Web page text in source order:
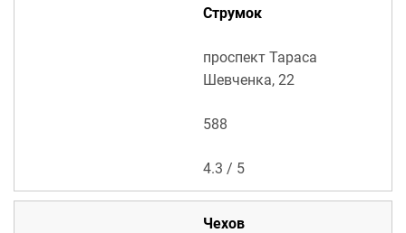
Струмок
проспект Тараса
Шевченка, 22
588
4.3 / 5
Чехов